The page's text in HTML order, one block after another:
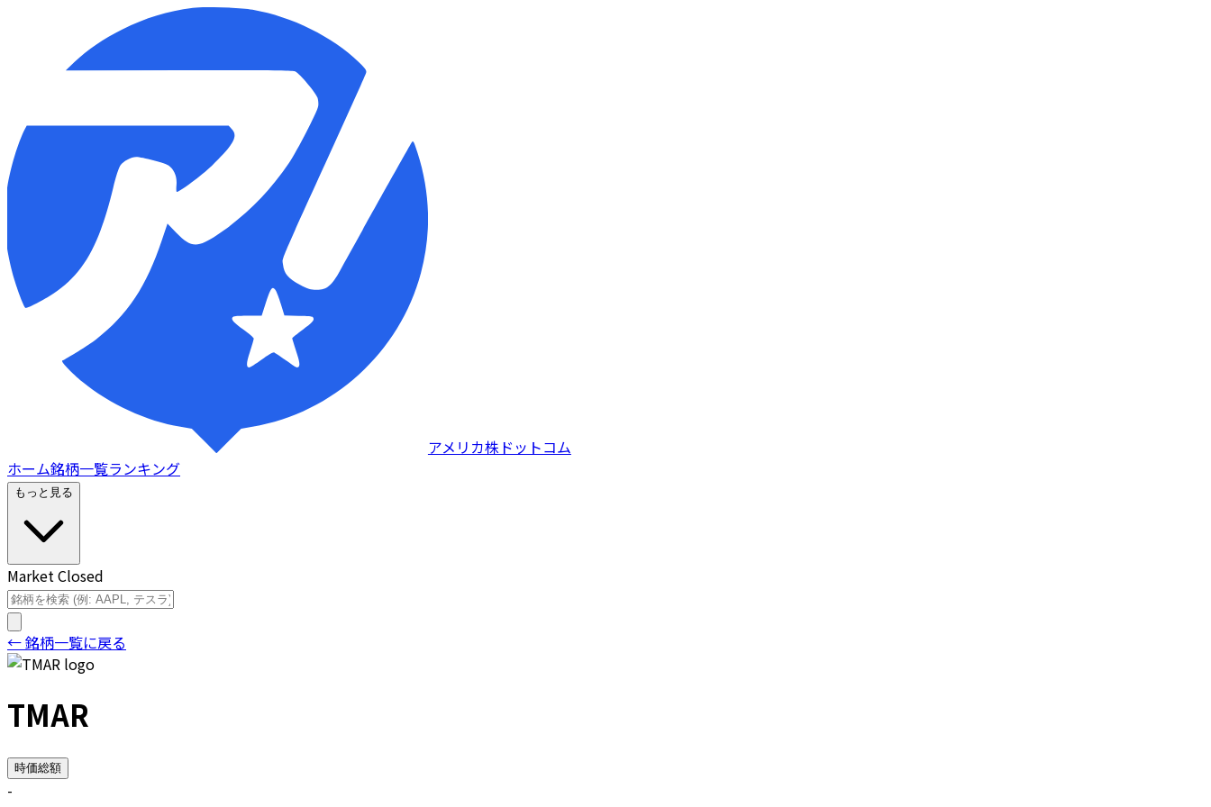
アメリカ株ドットコム
ホーム銘柄一覧ランキング
もっと見る
Market Closed
← 銘柄一覧に戻る
TMAR
時価総額
-